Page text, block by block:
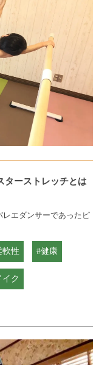
ターストレッチとは
エダンサーであったピ
軟性 #健康
イク